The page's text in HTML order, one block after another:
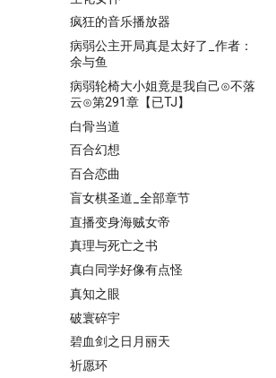
疯狂的音乐播放器
病弱公主开局真是太好了_作者：
余与鱼
病弱轮椅大小姐竟是我自己⊙不落
云⊙第291章【已TJ】
白骨当道
百合幻想
百合恋曲
盲女棋圣道_全部章节
直播变身海贼女帝
真理与死亡之书
真白同学好像有点怪
真知之眼
破寰碎宇
碧血剑之日月丽天
祈愿环